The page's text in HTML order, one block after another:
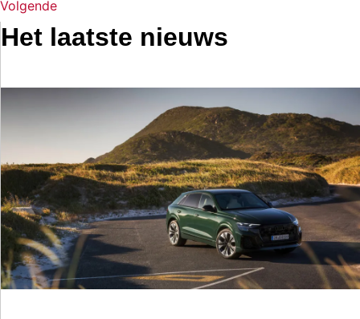
Volgende
Het laatste nieuws